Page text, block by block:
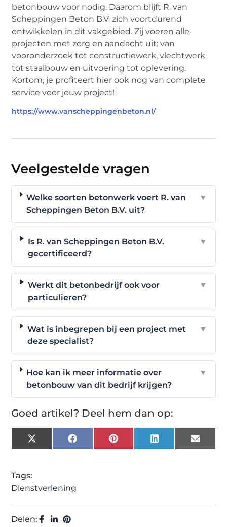
betonbouw voor nodig. Daarom blijft R. van
Scheppingen Beton B.V. zich voortdurend
ontwikkelen in dit vakgebied. Zij voeren alle
projecten met zorg en aandacht uit: van
vooronderzoek tot constructiewerk, vlechtwerk
tot staalbouw en uitvoering tot oplevering.
Kortom, je profiteert hier ook nog van complete
service voor jouw project!
https://www.vanscheppingenbeton.nl/
Veelgestelde vragen
Welke soorten betonwerk voert R. van
Scheppingen Beton B.V. uit?
▼
Is R. van Scheppingen Beton B.V.
gecertificeerd?
▼
Werkt dit betonbedrijf ook voor
particulieren?
▼
Wat is inbegrepen bij een project met
deze specialist?
▼
Hoe kan ik meer informatie over
betonbouw van dit bedrijf krijgen?
▼
Goed artikel? Deel hem dan op:
X
(Twitter)
FacebookPinterest LinkedIn Email
Tags:
Dienstverlening
Delen: